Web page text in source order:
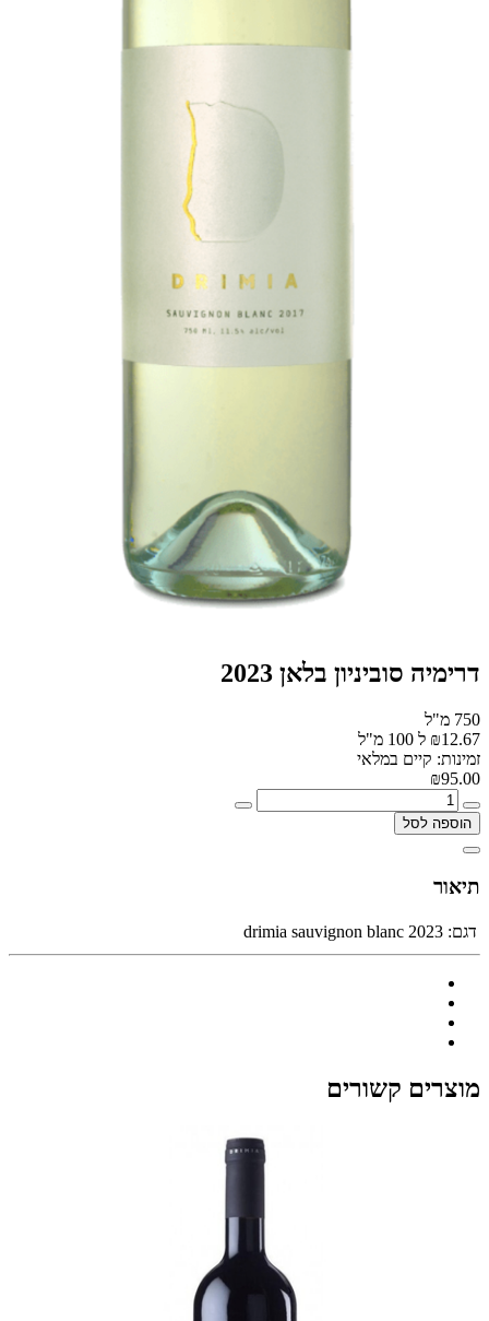
דרימיה סוביניון בלאן 2023
750 מ"ל
₪12.67 ל 100 מ"ל
זמינות: קיים במלאי
₪95.00
הוספה לסל
תיאור
דגם: drimia sauvignon blanc 2023
מוצרים קשורים